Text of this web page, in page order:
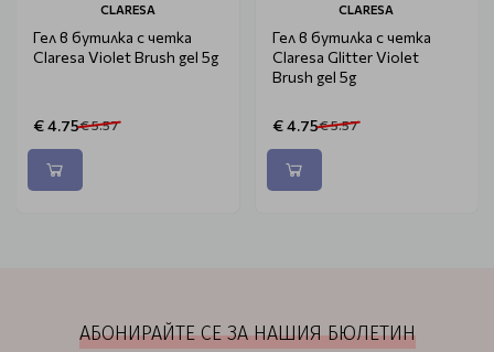
CLARESA
Гел в бутилка с четка
Claresa Violet Brush gel 5g
€ 4.75€ 5.57
CLARESA
Гел в бутилка с четка
Claresa Glitter Violet
Brush gel 5g
€ 4.75€ 5.57
АБОНИРАЙТЕ СЕ ЗА НАШИЯ БЮЛЕТИН